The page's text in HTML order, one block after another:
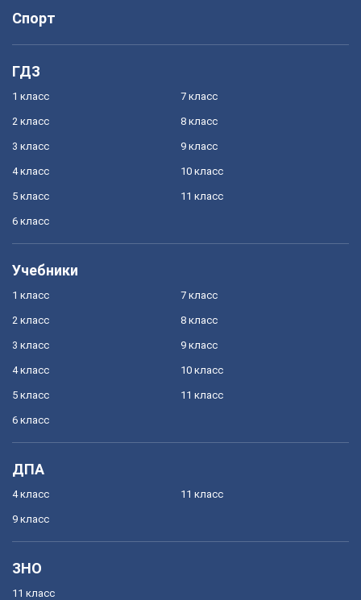
Спорт
ГДЗ
1 класс
2 класс
3 класс
4 класс
5 класс
6 класс
7 класс
8 класс
9 класс
10 класс
11 класс
Учебники
1 класс
2 класс
3 класс
4 класс
5 класс
6 класс
7 класс
8 класс
9 класс
10 класс
11 класс
ДПА
4 класс
9 класс
11 класс
ЗНО
11 класс